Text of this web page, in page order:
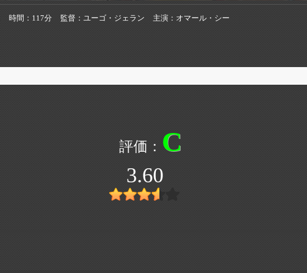
時間 117分 監督 ユーゴ・ジェラン 主演 オマール・シー
C
3.60